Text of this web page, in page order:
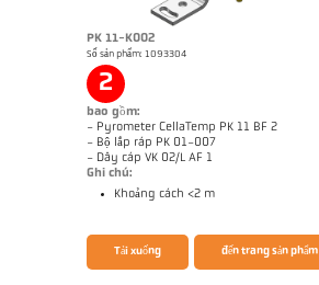
PK 11-K002
Số sản phẩm: 1093304
2
bao gồm:
- Pyrometer CellaTemp PK 11 BF 2
- Bộ lắp ráp PK 01-007
- Dây cáp VK 02/L AF 1
Ghi chú:
Khoảng cách <2 m
Brochure CellaTemp PK PKF PKL
Tải xuống đến trang sản phẩm